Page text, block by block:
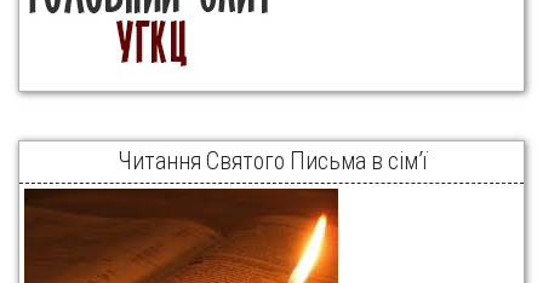
Читання Святого Письма в сім’ї